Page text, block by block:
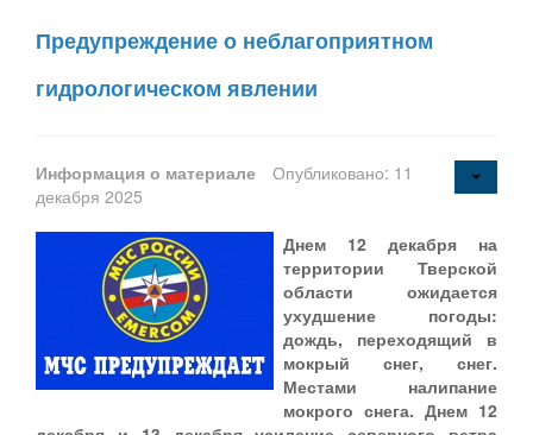
Предупреждение о неблагоприятном
гидрологическом явлении
Информация о материале
Опубликовано: 11
декабря 2025
Днем 12 декабря на
территории Тверской
области ожидается
ухудшение погоды:
дождь, переходящий в
мокрый снег, снег.
Местами налипание
мокрого снега. Днем 12